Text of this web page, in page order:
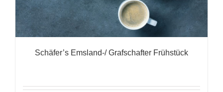
Schäfer’s Emsland-/ Grafschafter Frühstück